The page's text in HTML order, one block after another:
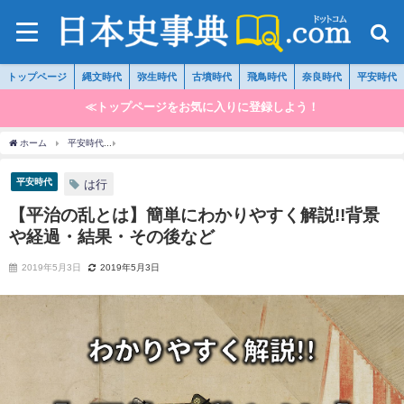
トップページ 縄文時代 弥生時代 古墳時代 飛鳥時代 奈良時代 平安時代
≪トップページをお気に入りに登録しよう！
ホーム 平安時代
平安時代 は行
【平治の乱とは】簡単にわかりやすく解説!!背景
や経過・結果・その後など
2019年5月3日 2019年5月3日